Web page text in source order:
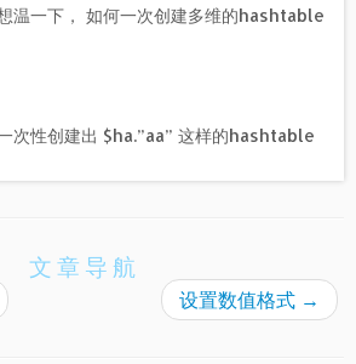
温一下， 如何一次创建多维的hashtable
次性创建出 $ha.”aa” 这样的hashtable
文章导航
设置数值格式 →